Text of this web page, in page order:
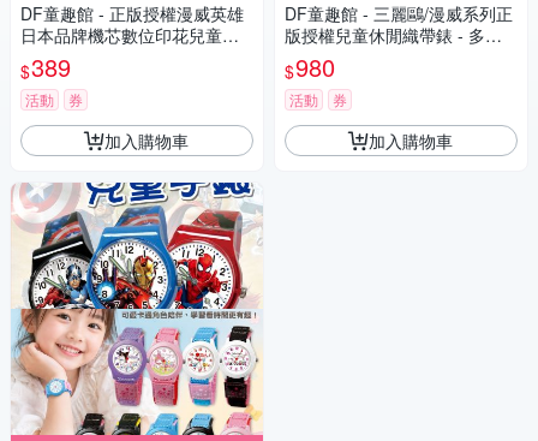
DF童趣館 - 正版授權漫威英雄
日本品牌機芯數位印花兒童手
錶
$389
活動 券
加入購物車
DF童趣館 - 三麗鷗/漫威系列正
版授權兒童休閒織帶錶 - 多款
可選
$980
活動 券
加入購物車